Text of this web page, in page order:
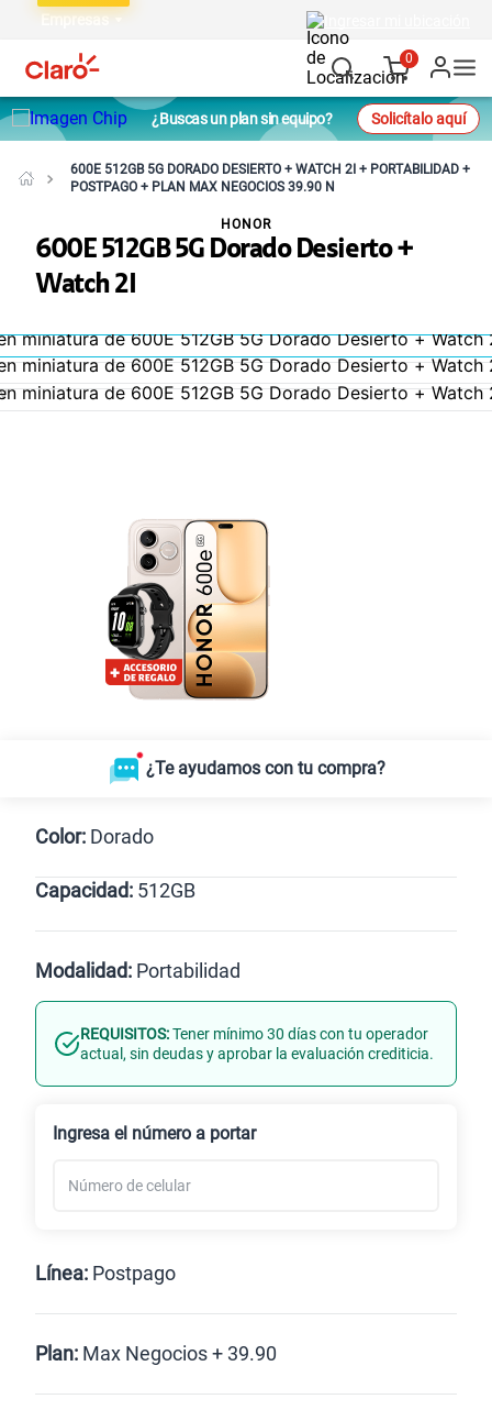
Empresas
0
¿Buscas un plan sin equipo? Solicítalo aquí
600E 512GB 5G DORADO DESIERTO + WATCH 2I + PORTABILIDAD +
POSTPAGO + PLAN MAX NEGOCIOS 39.90 N
600E 512GB 5G Dorado Desierto +
Watch 2I
HONOR
¿Te ayudamos con tu compra?
Color: Dorado
Dorado
Capacidad: 512GB
512GB
Modalidad: Portabilidad
Línea Nueva Portabilidad
REQUISITOS:Tener mínimo 30 días con tu operador
actual, sin deudas y aprobar la evaluación crediticia.
Ingresa el número a portar
Línea: Postpago
Postpago
Plan: Max Negocios + 39.90